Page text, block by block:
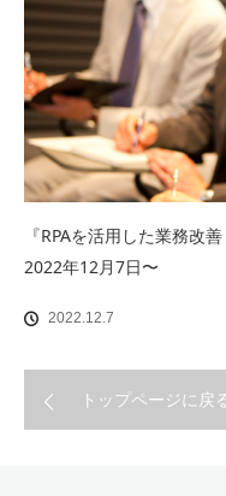
『RPAを活用した業務
2022年12月7日〜
2022.12.7
トップページに戻